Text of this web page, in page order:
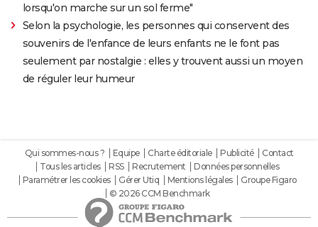
lorsqu'on marche sur un sol ferme"
Selon la psychologie, les personnes qui conservent des
souvenirs de l'enfance de leurs enfants ne le font pas
seulement par nostalgie : elles y trouvent aussi un moyen
de réguler leur humeur
Qui sommes-nous ? Equipe Charte éditoriale Publicité
Contact
Tous les articles
RSS Recrutement
Données personnelles
Paramétrer les cookies
Gérer Utiq Mentions légales
Groupe Figaro
© 2026 CCM Benchmark